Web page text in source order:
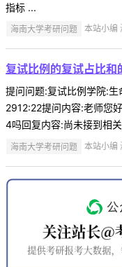
指标 ...
海南大学考研问题 本站小编
复试比例的复试占比
提问问题:复试比例学院:
2912:22提问内容:老师您
4吗回复内容:尚未接到相
海南大学考研问题 本站小编